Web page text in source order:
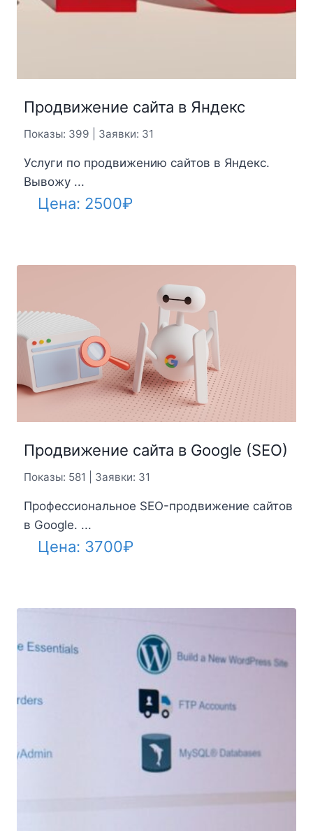
Продвижение сайта в Яндекс
Показы: 399 | Заявки: 31
Услуги по продвижению сайтов в Яндекс.
Вывожу ...
Цена: 2500₽
Продвижение сайта в Google (SEO)
Показы: 581 | Заявки: 31
Профессиональное SEO-продвижение сайтов
в Google. ...
Цена: 3700₽